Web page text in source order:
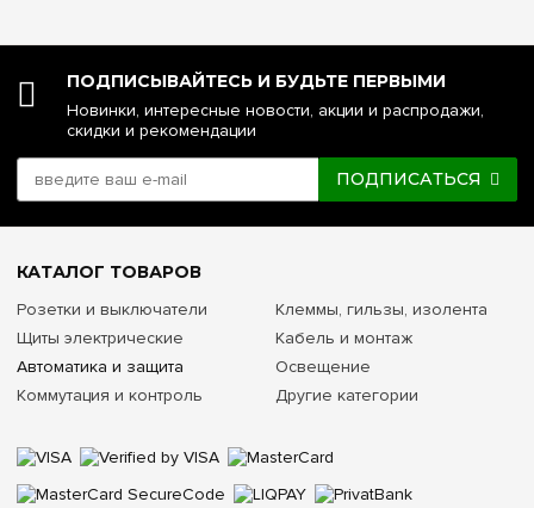
ПОДПИСЫВАЙТЕСЬ И БУДЬТЕ ПЕРВЫМИ
Новинки, интересные новости, акции и распродажи,
скидки и рекомендации
ПОДПИСАТЬСЯ
КАТАЛОГ ТОВАРОВ
Розетки и выключатели
Щиты электрические
Автоматика и защита
Коммутация и контроль
Клеммы, гильзы, изолента
Кабель и монтаж
Освещение
Другие категории